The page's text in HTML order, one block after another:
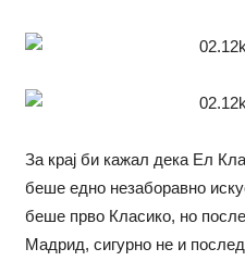
За крај би кажал дека Ел
беше едно незаборавно
беше прво Класико, но
Мадрид, сигурно не и